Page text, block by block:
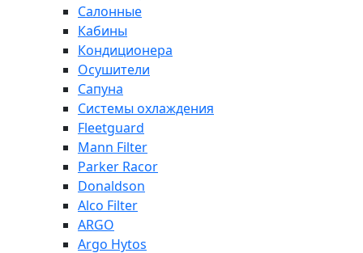
Салонные
Кабины
Кондиционера
Осушители
Сапуна
Системы охлаждения
Fleetguard
Mann Filter
Parker Racor
Donaldson
Alco Filter
ARGO
Argo Hytos